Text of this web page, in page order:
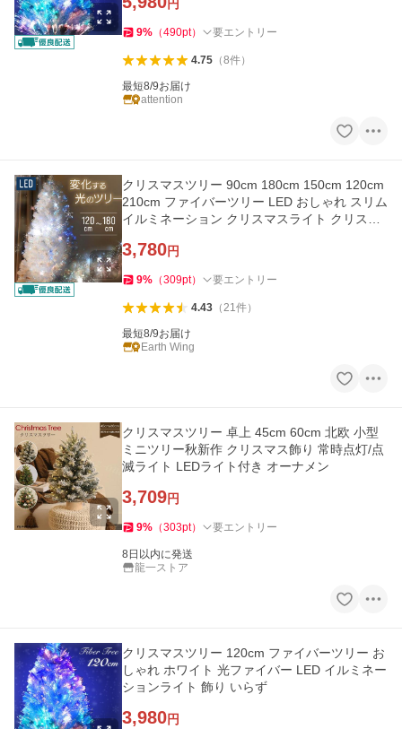
円
9% （490pt） 要エントリー
4.75（8件）
最短8/9お届け
attention
クリスマスツリー 90cm 180cm 150cm 120cm
210cm ファイバーツリー LED おしゃれ スリム
イルミネーション クリスマスライト クリスマ
3,780円
9% （309pt） 要エントリー
4.43（21件）
最短8/9お届け
Earth Wing
クリスマスツリー 卓上 45cm 60cm 北欧 小型
ミニツリー秋新作 クリスマス飾り 常時点灯/点
滅ライト LEDライト付き オーナメン
3,709円
9% （303pt） 要エントリー
8日以内に発送
龍一ストア
クリスマスツリー 120cm ファイバーツリー お
しゃれ ホワイト 光ファイバー LED イルミネー
ションライト 飾り いらず
3,980円